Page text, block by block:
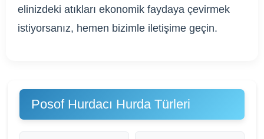
elinizdeki atıkları ekonomik faydaya çevirmek
istiyorsanız, hemen bizimle iletişime geçin.
Posof Hurdacı Hurda Türleri